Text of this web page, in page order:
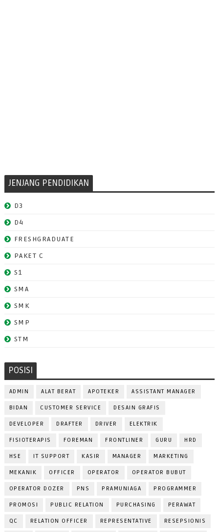
JENJANG PENDIDIKAN
D3
D4
FRESHGRADUATE
PAKET C
S1
SMA
SMK
SMP
STM
POSISI
ADMIN ALAT BERAT APOTEKER ASSISTANT MANAGER
BIDAN CUSTOMER SERVICE DESAIN GRAFIS
DEVELOPER DRAFTER DRIVER ELEKTRIK
FISIOTERAPIS FOREMAN FRONTLINER GURU HRD
HSE IT SUPPORT KASIR MANAGER MARKETING
MEKANIK OFFICER OPERATOR OPERATOR BUBUT
OPERATOR DOZER PNS PRAMUNIAGA PROGRAMMER
PROMOSI PUBLIC RELATION PURCHASING PERAWAT
QC RELATION OFFICER REPRESENTATIVE RESEPSIONIS